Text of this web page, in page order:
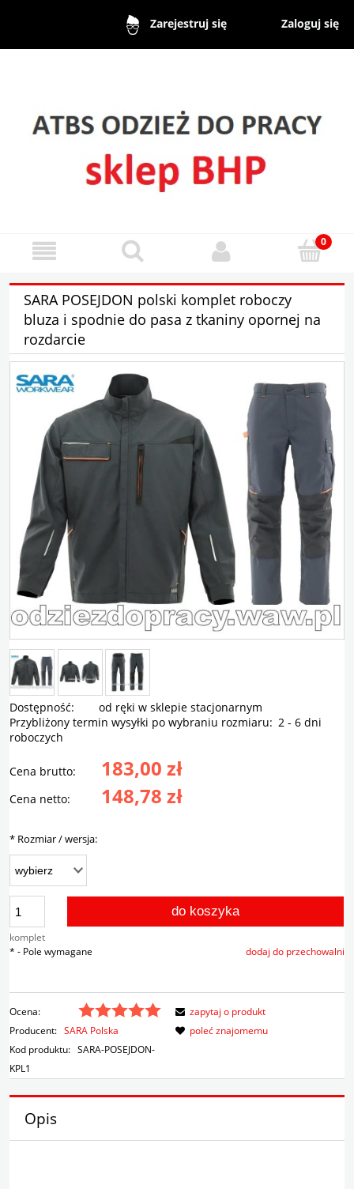
Zarejestruj się Zaloguj się
SARA POSEJDON polski komplet roboczy
bluza i spodnie do pasa z tkaniny opornej na
rozdarcie
Dostępność:
od ręki w sklepie stacjonarnym
Przybliżony termin wysyłki po wybraniu rozmiaru: 2 - 6 dni
roboczych
Cena brutto: 183,00 zł
Cena netto: 148,78 zł
* Rozmiar / wersja:
komplet
do koszyka
dodaj do przechowalni
* - Pole wymagane
Ocena:
Producent: SARA Polska
Kod produktu: SARA-POSEJDON-
KPL1
zapytaj o produkt
poleć znajomemu
Opis